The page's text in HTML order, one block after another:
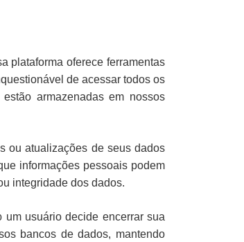
plataforma oferece ferramentas
de acessar todos os
armazenadas em nossos
ou atualizações de seus dados
informações pessoais podem
integridade dos dados.
usuário decide encerrar sua
bancos de dados, mantendo